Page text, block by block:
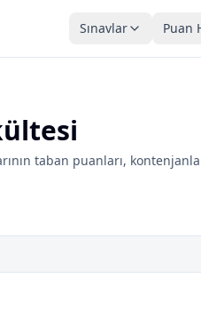
Sınavlar Puan
taban puanları,